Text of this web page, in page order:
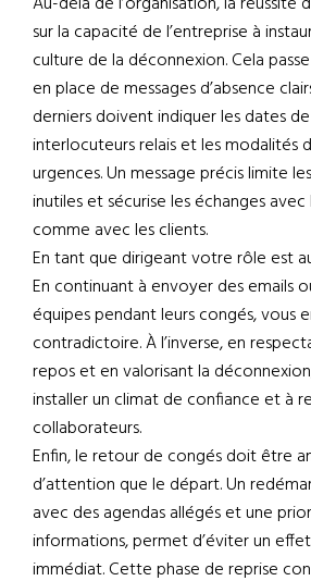
sur la capacité de l’entreprise à
culture de la déconnexion. Cela
en place de messages d’absence
derniers doivent indiquer les dates
interlocuteurs relais et les modalités
urgences. Un message précis limite
inutiles et sécurise les échanges
comme avec les clients.
En tant que dirigeant votre rôle est
En continuant à envoyer des emails
équipes pendant leurs congés, vous
contradictoire. À l’inverse, en
repos et en valorisant la
installer un climat de confiance et à
collaborateurs.
Enfin, le retour de congés doit être
d’attention que le départ. Un
avec des agendas allégés et une
informations, permet d’éviter un
immédiat. Cette phase de reprise